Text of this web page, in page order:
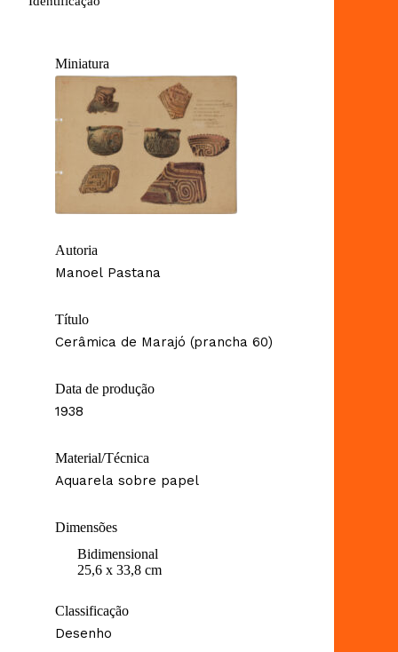
Miniatura
Autoria
Manoel Pastana
Título
Cerâmica de Marajó (prancha 60)
Data de produção
1938
Material/Técnica
Aquarela sobre papel
Dimensões
Bidimensional
25,6 x 33,8 cm
Classificação
Desenho